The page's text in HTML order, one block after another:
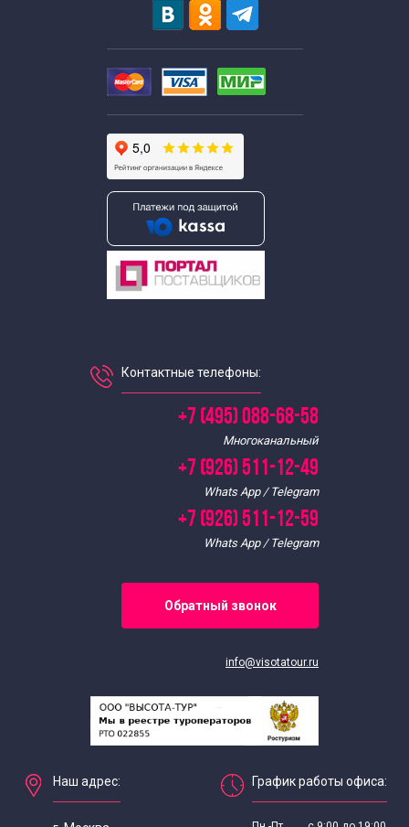
Контактные телефоны:
+7 (495) 088-68-58
Многоканальный
+7 (926) 511-12-49
Whats App / Telegram
+7 (926) 511-12-59
Whats App / Telegram
Обратный звонок
info@visotatour.ru
Наш адрес: График работы офиса: